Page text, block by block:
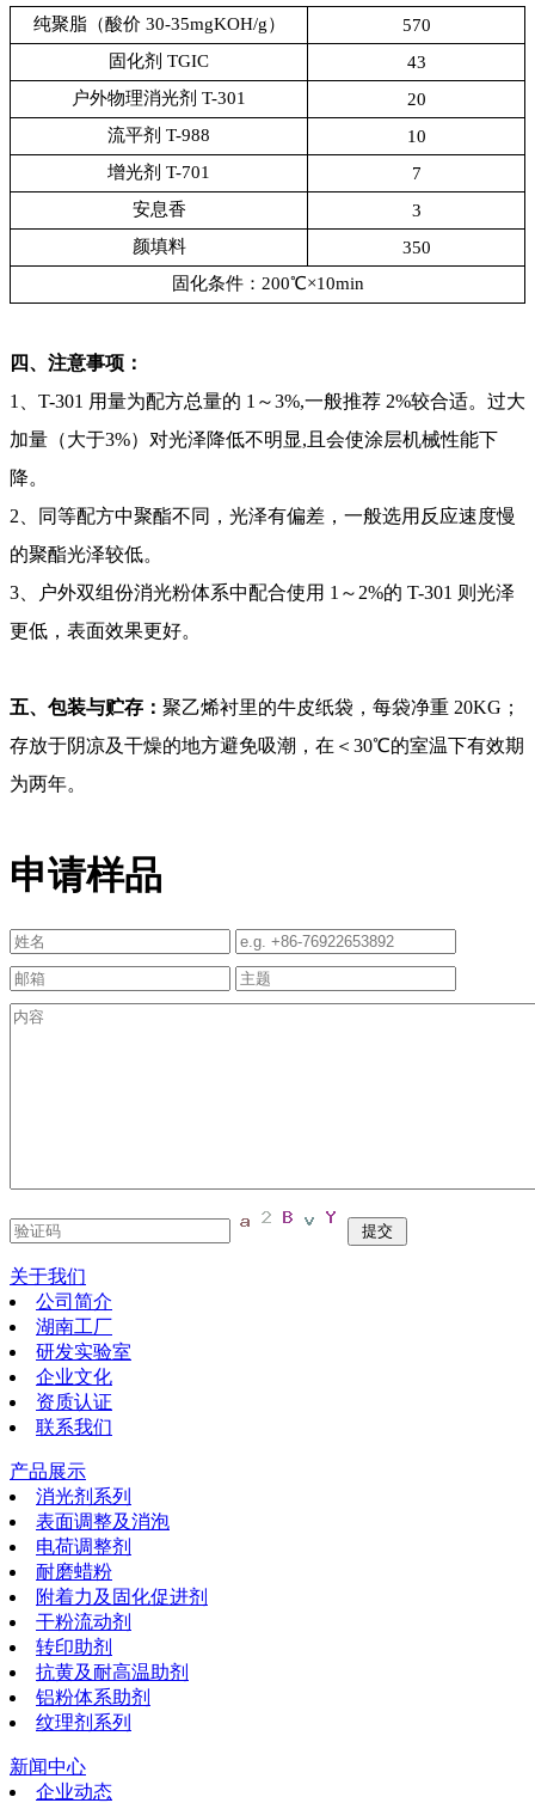
纯聚脂（酸价 30-35mgKOH/g）
570
固化剂 TGIC
43
户外物理消光剂 T-301
20
流平剂 T-988
10
增光剂 T-701
7
安息香
3
颜填料
350
固化条件：200℃×10min
四、注意事项：
1、T-301 用量为配方总量的 1～3%,一般推荐 2%较合适。过大
加量（大于3%）对光泽降低不明显,且会使涂层机械性能下
降。
2、同等配方中聚酯不同，光泽有偏差，一般选用反应速度慢
的聚酯光泽较低。
3、户外双组份消光粉体系中配合使用 1～2%的 T-301 则光泽
更低，表面效果更好。
五、包装与贮存： 聚乙烯衬里的牛皮纸袋，每袋净重 20KG；
存放于阴凉及干燥的地方避免吸潮，在＜30℃的室温下有效期
为两年。
申请样品
关于我们
公司简介
湖南工厂
研发实验室
企业文化
资质认证
联系我们
产品展示
消光剂系列
表面调整及消泡
电荷调整剂
耐磨蜡粉
附着力及固化促进剂
干粉流动剂
转印助剂
抗黄及耐高温助剂
铝粉体系助剂
纹理剂系列
新闻中心
企业动态